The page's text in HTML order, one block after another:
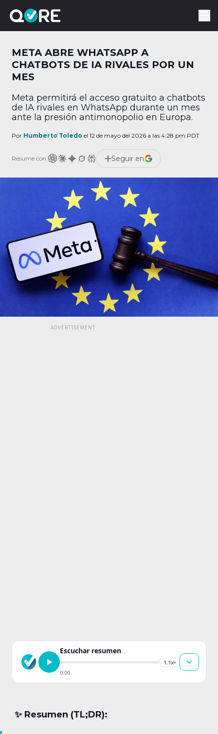
META ABRE WHATSAPP A
CHATBOTS DE IA RIVALES POR UN
MES
Meta permitirá el acceso gratuito a chatbots
de IA rivales en WhatsApp durante un mes
ante la presión antimonopolio en Europa.
Por Humberto Toledo el 12 de mayo del 2026 a las 4:28 pm PDT
Resume con: Seguir en
Escuchar resumen
1.1x▾
0:00
✨︎ Resumen (TL;DR):